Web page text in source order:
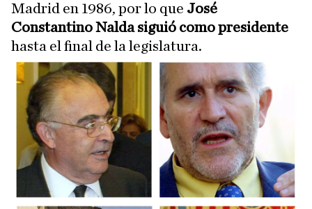
Madrid en 1986, por lo que José
Constantino Nalda siguió como presidente
hasta el final de la legislatura.